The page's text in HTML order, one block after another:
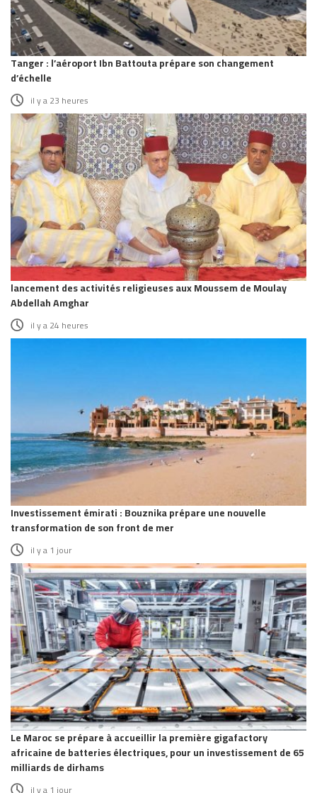
Tanger : l’aéroport Ibn Battouta prépare son changement
d’échelle
il y a 23 heures
lancement des activités religieuses aux Moussem de Moulay
Abdellah Amghar
il y a 24 heures
Investissement émirati : Bouznika prépare une nouvelle
transformation de son front de mer
il y a 1 jour
Le Maroc se prépare à accueillir la première gigafactory
africaine de batteries électriques, pour un investissement de 65
milliards de dirhams
il y a 1 jour